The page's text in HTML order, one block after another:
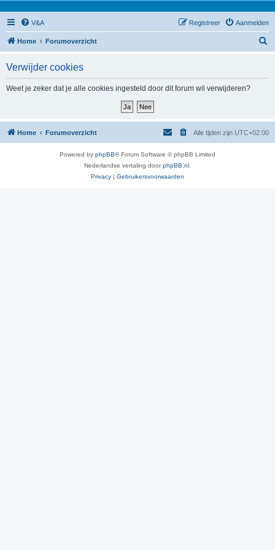
V&A Aanmelden
Registreer
Home Forumoverzicht
Verwijder cookies
Weet je zeker dat je alle cookies ingesteld door dit forum wil verwijderen?
Home Forumoverzicht Alle tijden zijn UTC+02:00
Powered by phpBB® Forum Software © phpBB Limited
Nederlandse vertaling doorphpBB.nl
Privacy | Gebruikersvoorwaarden